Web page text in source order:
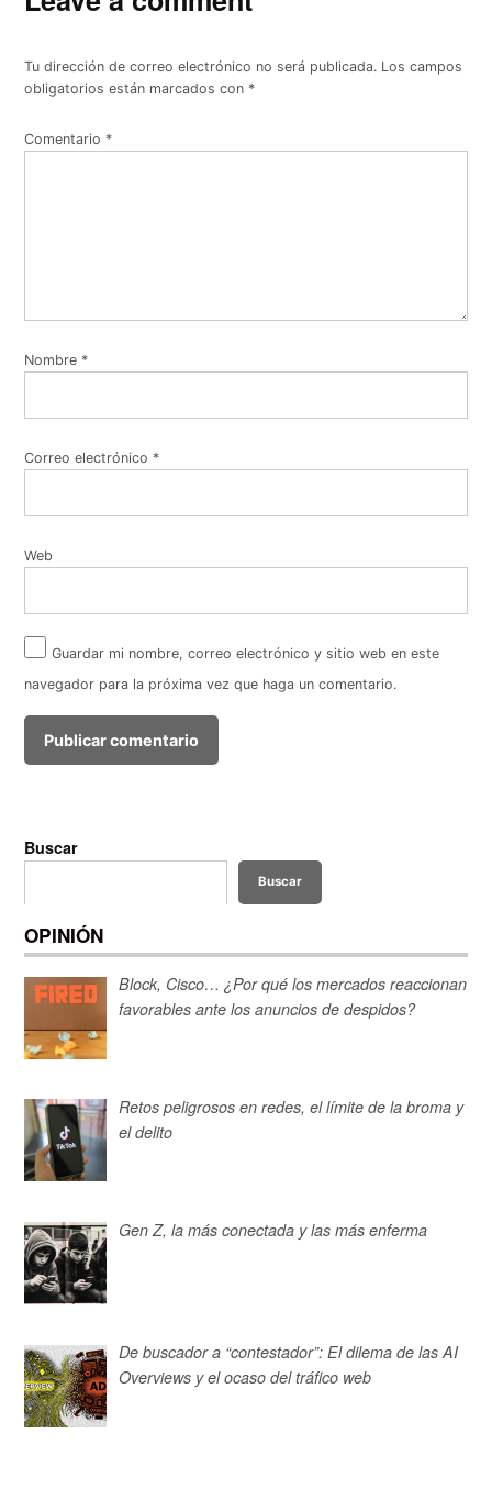
Tu dirección de correo electrónico no será publicada. Los campos
obligatorios están marcados con *
Comentario *
Nombre *
Correo electrónico *
Web
Guardar mi nombre, correo electrónico y sitio web en este
navegador para la próxima vez que haga un comentario.
Buscar
Buscar
OPINIÓN
Block, Cisco… ¿Por qué los mercados reaccionan
favorables ante los anuncios de despidos?
Retos peligrosos en redes, el límite de la broma y
el delito
Gen Z, la más conectada y las más enferma
De buscador a “contestador”: El dilema de las AI
Overviews y el ocaso del tráfico web